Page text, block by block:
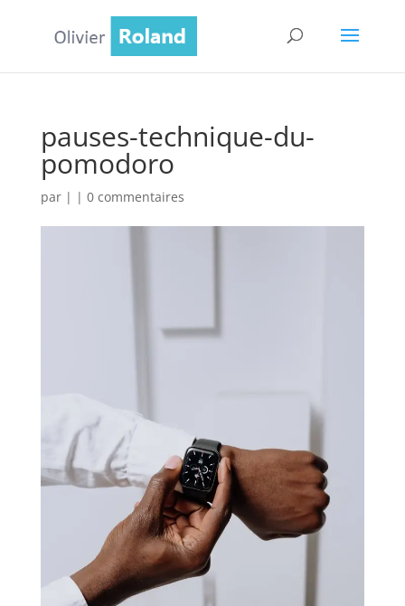
pauses-technique-du-
pomodoro
par | | 0 commentaires